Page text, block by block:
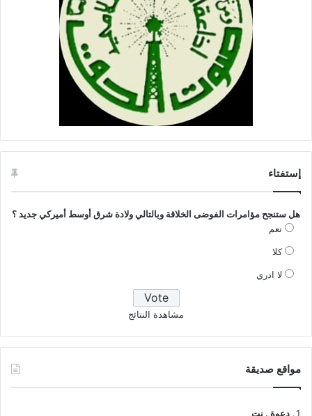
إستفتاء
هل ستنجح مؤامرات الفوضى الخلاقة وبالتالي ولادة شرق أوسط أميركي جديد ؟
نعم
كلا
لا ادري
مشاهدة النتائج
مواقع صديقة
دعوة . نت